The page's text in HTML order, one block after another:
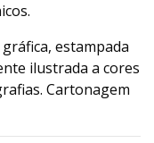
estampada
ilustrada a cores
Cartonagem